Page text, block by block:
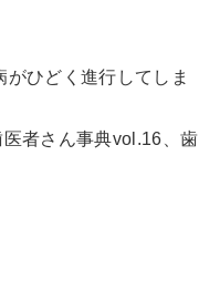
ひどく進行してしま
者さん事典vol.16、歯